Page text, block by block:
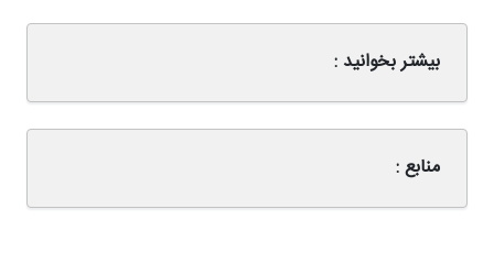
بیشتر بخوانید :
منابع :